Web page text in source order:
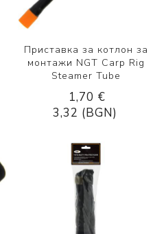
Приставка за котлон за
монтажи NGT Carp Rig
Steamer Tube
1,70 €
3,32 (BGN)